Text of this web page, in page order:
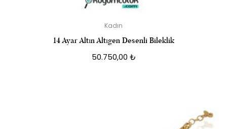
Kadın
14 Ayar Altın Altıgen Desenli Bileklik
50.750,00 ₺